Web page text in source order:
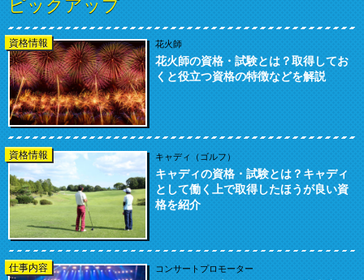
ピックアップ
資格情報 花火師
花火師の資格・試験とは？取得してお
くと役立つ資格の特徴などを解説
資格情報 キャディ（ゴルフ）
キャディの資格・試験とは？キャディ
として働く上で取得したほうが良い資
格を紹介
仕事内容 コンサートプロモーター